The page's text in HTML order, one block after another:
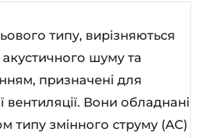
типу, вирізняються
шуму та
призначені для
вентиляції. Вони обладнані
типу змінного струму (AC)